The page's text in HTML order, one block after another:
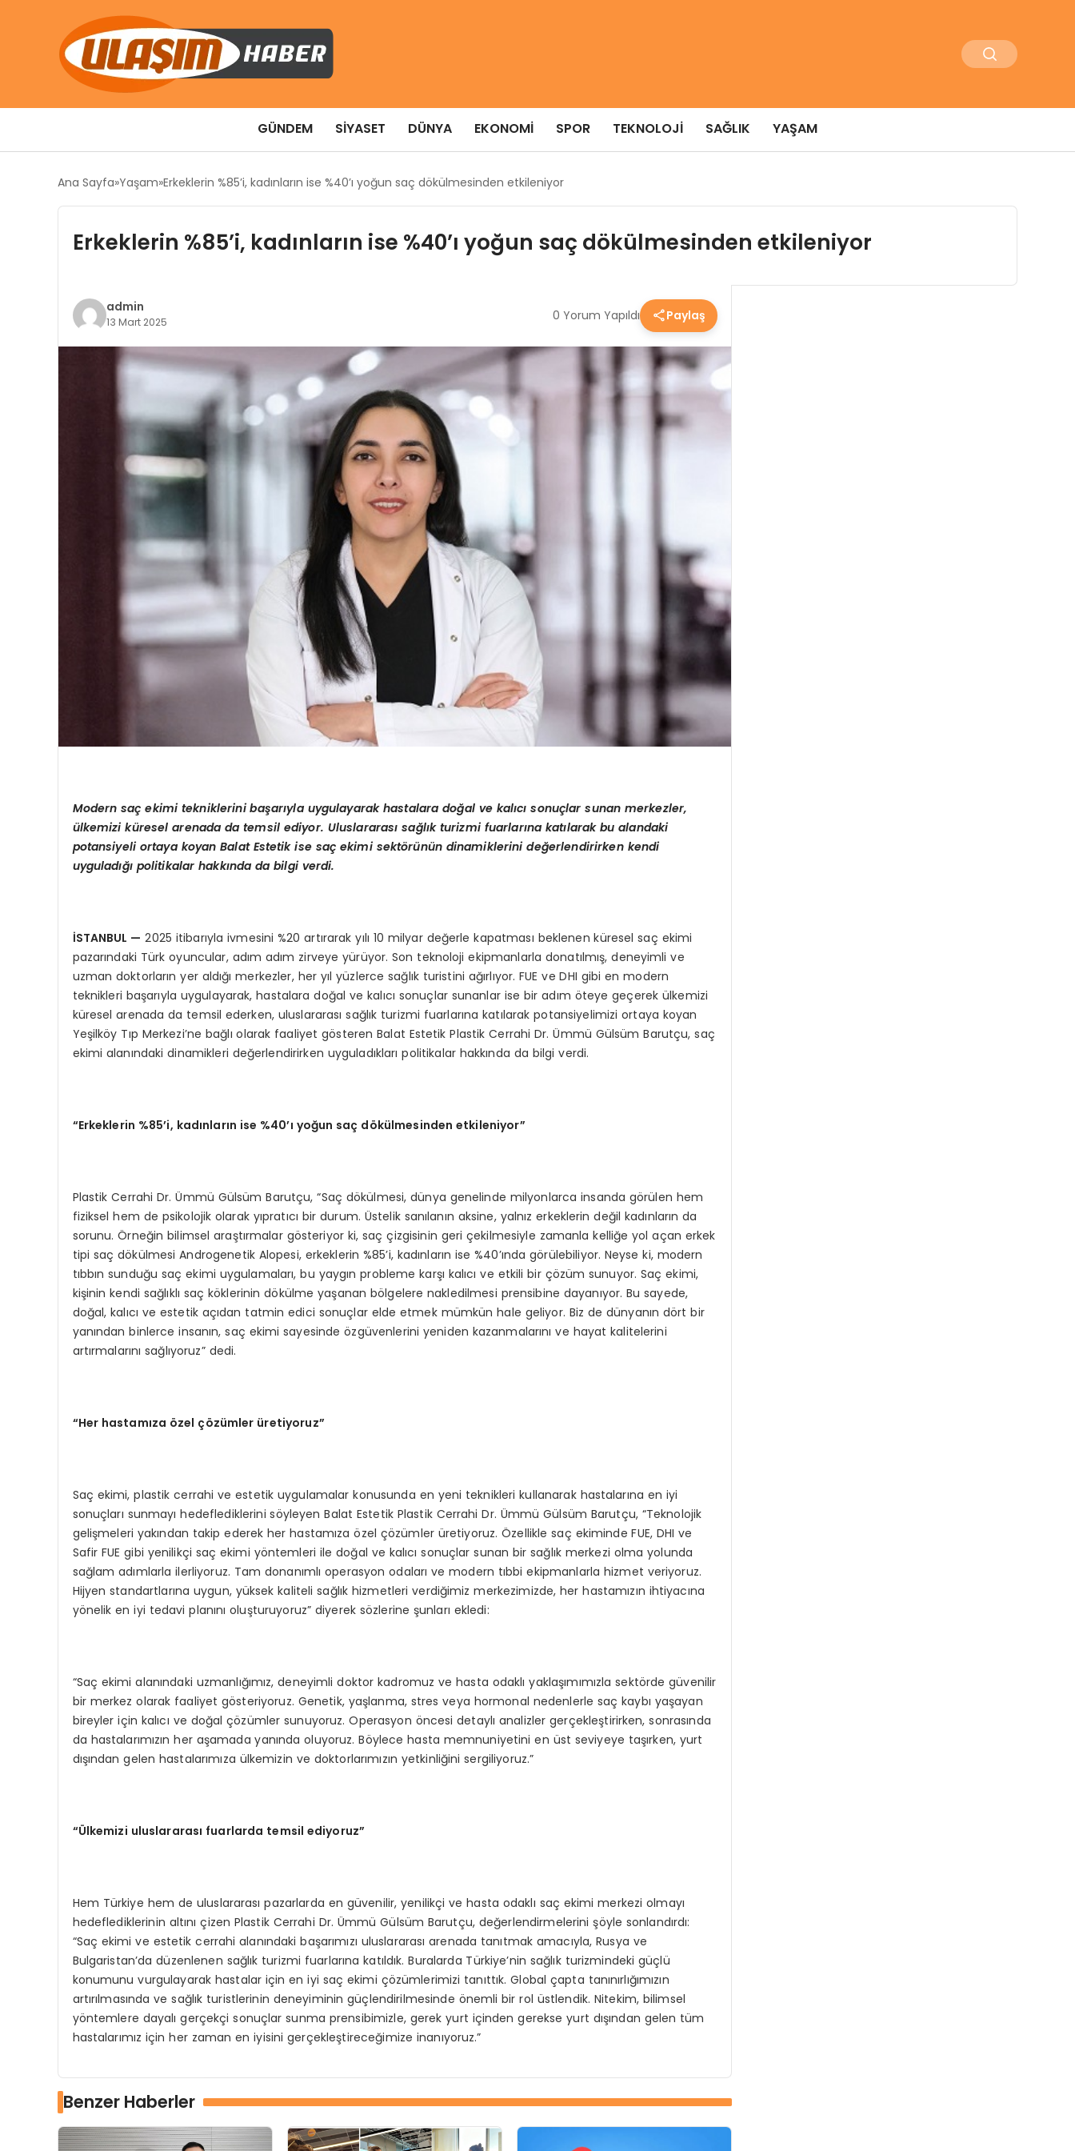
GÜNDEM SIYASET DÜNYA EKONOMI SPOR TEKNOLOJI SAĞLIK YAŞAM
Ana Sayfa Yaşam Erkeklerin %85’i, kadınların ise %40’ı yoğun saç dökülmesinden etkileniyor
Erkeklerin %85’i, kadınların ise %40’ı yoğun saç dökülmesinden etkileniyor
admin
13 Mart 2025 0 Yorum Yapıldı Paylaş
Modern saç ekimi tekniklerini başarıyla uygulayarak hastalara doğal ve kalıcı sonuçlar sunan merkezler,
ülkemizi küresel arenada da temsil ediyor. Uluslararası sağlık turizmi fuarlarına katılarak bu alandaki
potansiyeli ortaya koyan Balat Estetik ise saç ekimi sektörünün dinamiklerini değerlendirirken kendi
uyguladığı politikalar hakkında da bilgi verdi.
İSTANBUL — 2025 itibarıyla ivmesini %20 artırarak yılı 10 milyar değerle kapatması beklenen küresel saç ekimi
pazarındaki Türk oyuncular, adım adım zirveye yürüyor. Son teknoloji ekipmanlarla donatılmış, deneyimli ve
uzman doktorların yer aldığı merkezler, her yıl yüzlerce sağlık turistini ağırlıyor. FUE ve DHI gibi en modern
teknikleri başarıyla uygulayarak, hastalara doğal ve kalıcı sonuçlar sunanlar ise bir adım öteye geçerek ülkemizi
küresel arenada da temsil ederken, uluslararası sağlık turizmi fuarlarına katılarak potansiyelimizi ortaya koyan
Yeşilköy Tıp Merkezi’ne bağlı olarak faaliyet gösteren Balat Estetik Plastik Cerrahi Dr. Ümmü Gülsüm Barutçu, saç
ekimi alanındaki dinamikleri değerlendirirken uyguladıkları politikalar hakkında da bilgi verdi.
“Erkeklerin %85’i, kadınların ise %40’ı yoğun saç dökülmesinden etkileniyor”
Plastik Cerrahi Dr. Ümmü Gülsüm Barutçu, “Saç dökülmesi, dünya genelinde milyonlarca insanda görülen hem
fiziksel hem de psikolojik olarak yıpratıcı bir durum. Üstelik sanılanın aksine, yalnız erkeklerin değil kadınların da
sorunu. Örneğin bilimsel araştırmalar gösteriyor ki, saç çizgisinin geri çekilmesiyle zamanla kelliğe yol açan erkek
tipi saç dökülmesi Androgenetik Alopesi, erkeklerin %85’i, kadınların ise %40’ında görülebiliyor. Neyse ki, modern
tıbbın sunduğu saç ekimi uygulamaları, bu yaygın probleme karşı kalıcı ve etkili bir çözüm sunuyor. Saç ekimi,
kişinin kendi sağlıklı saç köklerinin dökülme yaşanan bölgelere nakledilmesi prensibine dayanıyor. Bu sayede,
doğal, kalıcı ve estetik açıdan tatmin edici sonuçlar elde etmek mümkün hale geliyor. Biz de dünyanın dört bir
yanından binlerce insanın, saç ekimi sayesinde özgüvenlerini yeniden kazanmalarını ve hayat kalitelerini
artırmalarını sağlıyoruz” dedi.
“Her hastamıza özel çözümler üretiyoruz”
Saç ekimi, plastik cerrahi ve estetik uygulamalar konusunda en yeni teknikleri kullanarak hastalarına en iyi
sonuçları sunmayı hedeflediklerini söyleyen Balat Estetik Plastik Cerrahi Dr. Ümmü Gülsüm Barutçu, “Teknolojik
gelişmeleri yakından takip ederek her hastamıza özel çözümler üretiyoruz. Özellikle saç ekiminde FUE, DHI ve
Safir FUE gibi yenilikçi saç ekimi yöntemleri ile doğal ve kalıcı sonuçlar sunan bir sağlık merkezi olma yolunda
sağlam adımlarla ilerliyoruz. Tam donanımlı operasyon odaları ve modern tıbbi ekipmanlarla hizmet veriyoruz.
Hijyen standartlarına uygun, yüksek kaliteli sağlık hizmetleri verdiğimiz merkezimizde, her hastamızın ihtiyacına
yönelik en iyi tedavi planını oluşturuyoruz” diyerek sözlerine şunları ekledi:
“Saç ekimi alanındaki uzmanlığımız, deneyimli doktor kadromuz ve hasta odaklı yaklaşımımızla sektörde güvenilir
bir merkez olarak faaliyet gösteriyoruz. Genetik, yaşlanma, stres veya hormonal nedenlerle saç kaybı yaşayan
bireyler için kalıcı ve doğal çözümler sunuyoruz. Operasyon öncesi detaylı analizler gerçekleştirirken, sonrasında
da hastalarımızın her aşamada yanında oluyoruz. Böylece hasta memnuniyetini en üst seviyeye taşırken, yurt
dışından gelen hastalarımıza ülkemizin ve doktorlarımızın yetkinliğini sergiliyoruz.”
“Ülkemizi uluslararası fuarlarda temsil ediyoruz”
Hem Türkiye hem de uluslararası pazarlarda en güvenilir, yenilikçi ve hasta odaklı saç ekimi merkezi olmayı
hedeflediklerinin altını çizen Plastik Cerrahi Dr. Ümmü Gülsüm Barutçu, değerlendirmelerini şöyle sonlandırdı:
“Saç ekimi ve estetik cerrahi alanındaki başarımızı uluslararası arenada tanıtmak amacıyla, Rusya ve
Bulgaristan’da düzenlenen sağlık turizmi fuarlarına katıldık. Buralarda Türkiye’nin sağlık turizmindeki güçlü
konumunu vurgulayarak hastalar için en iyi saç ekimi çözümlerimizi tanıttık. Global çapta tanınırlığımızın
artırılmasında ve sağlık turistlerinin deneyiminin güçlendirilmesinde önemli bir rol üstlendik. Nitekim, bilimsel
yöntemlere dayalı gerçekçi sonuçlar sunma prensibimizle, gerek yurt içinden gerekse yurt dışından gelen tüm
hastalarımız için her zaman en iyisini gerçekleştireceğimize inanıyoruz.”
Benzer Haberler